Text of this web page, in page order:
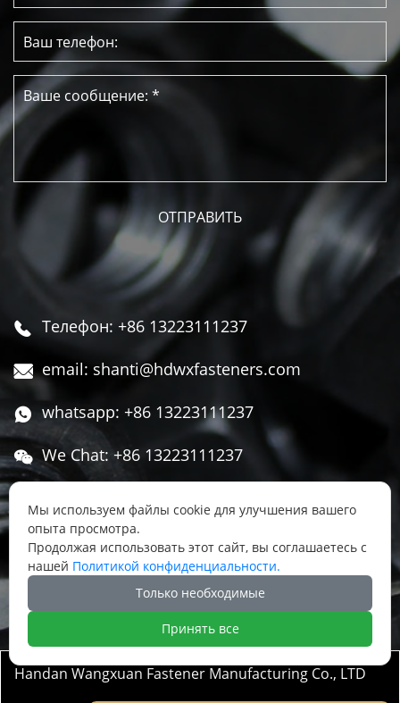
 Телефон: +86 13223111237
 email: shanti@hdwxfasteners.com
 whatsapp: +86 13223111237
 We Chat: +86 13223111237
Чжоуцунь, поселок Сису, район Юннянь,
город Ханьдань, провинция Хэбэй, Китай

Handan Wangxuan Fastener Manufacturing Co., LTD
Мы используем файлы cookie для улучшения вашего
опыта просмотра.
Продолжая использовать этот сайт, вы соглашаетесь с
нашей Политикой конфиденциальности.
Только необходимые
Принять все